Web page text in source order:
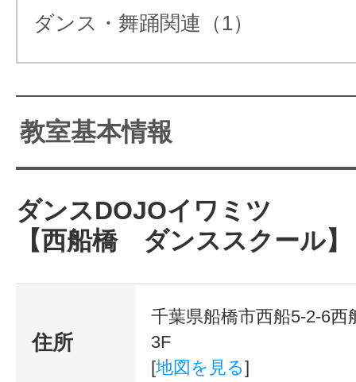
サイトマッ
ダンス・舞踊関連（1）
教室基本情報
ダンスDOJOイワミツ
【西船橋 ダンススクール】
住所
千葉県船橋市西船5-2-6
3F
[地図を見る]